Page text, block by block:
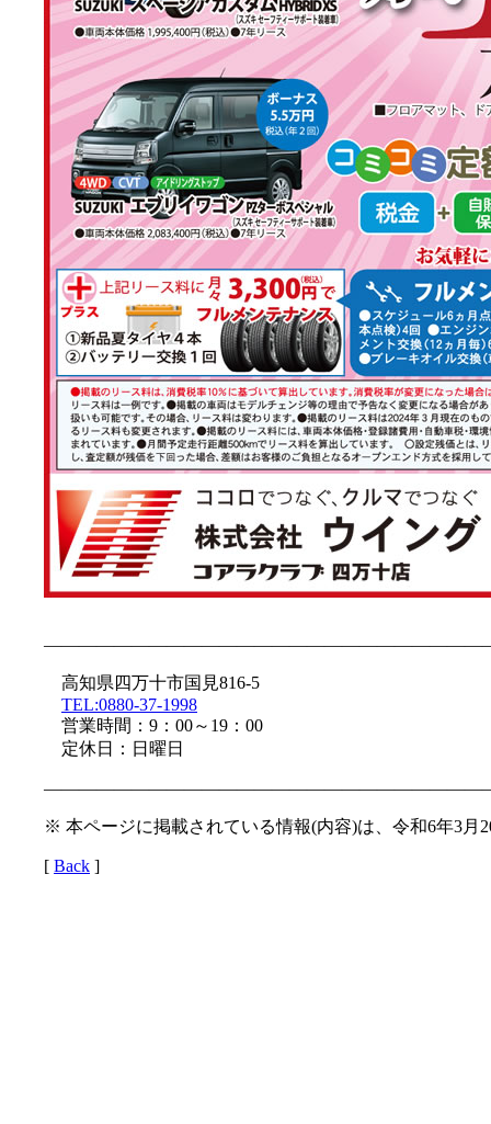
高知県四万十市国見816-5
TEL:0880-37-1998
営業時間：9：00～19：00
定休日：日曜日
※ 本ページに掲載されている情報(内容)は、令和6年3月
[ Back ]